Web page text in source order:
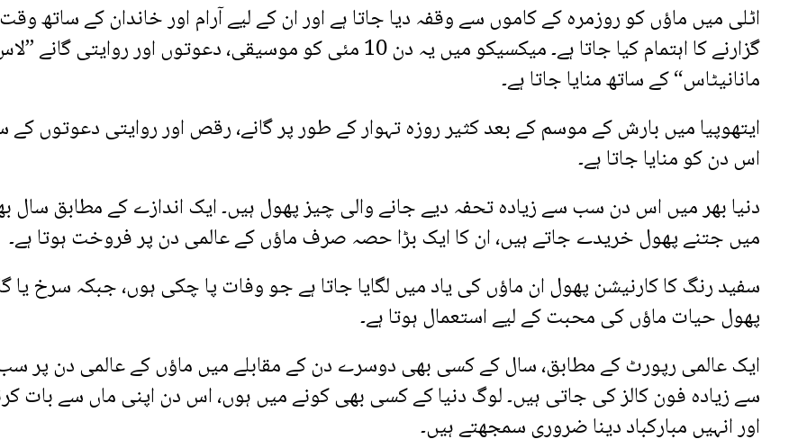
اٹلی میں ماؤں کو روزمرہ کے کاموں سے وقفہ دیا جاتا ہے اور ان کے لیے آرام اور خاندان کے ساتھ وقت
گزارنے کا اہتمام کیا جاتا ہے۔ میکسیکو میں یہ دن 10 مئی کو موسیقی، دعوتوں اور روایتی گانے
مانانیٹاس“ کے ساتھ منایا جاتا ہے۔
ایتھوپیا میں بارش کے موسم کے بعد کثیر روزہ تہوار کے طور پر گانے، رقص اور روایتی دعوتوں کے
اس دن کو منایا جاتا ہے۔
دنیا بھر میں اس دن سب سے زیادہ تحفہ دیے جانے والی چیز پھول ہیں۔ ایک اندازے کے مطابق سال
میں جتنے پھول خریدے جاتے ہیں، ان کا ایک بڑا حصہ صرف ماؤں کے عالمی دن پر فروخت ہوتا ہے۔
سفید رنگ کا کارنیشن پھول ان ماؤں کی یاد میں لگایا جاتا ہے جو وفات پا چکی ہوں، جبکہ سرخ یا
پھول حیات ماؤں کی محبت کے لیے استعمال ہوتا ہے۔
ایک عالمی رپورٹ کے مطابق، سال کے کسی بھی دوسرے دن کے مقابلے میں ماؤں کے عالمی دن پر
سے زیادہ فون کالز کی جاتی ہیں۔ لوگ دنیا کے کسی بھی کونے میں ہوں، اس دن اپنی ماں سے بات
اور انہیں مبارکباد دینا ضروری سمجھتے ہیں۔